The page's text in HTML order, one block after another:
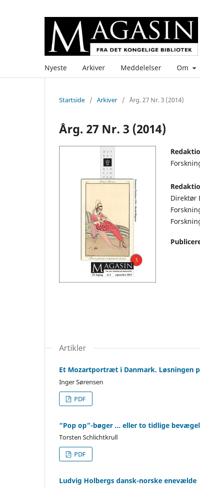
Nyeste Arkiver Meddelelser Om
Startside / Arkiver / Årg. 27 Nr. 3 (2014)
Årg. 27 Nr. 3 (2014)
Direktør
Artikler
Et Mozartportræt i Danmark. Løsningen
Inger Sørensen
PDF
“Pop op”-bøger … eller to tidlige
Torsten Schlichtkrull
PDF
Ludvig Holbergs dansk-norske enevælde